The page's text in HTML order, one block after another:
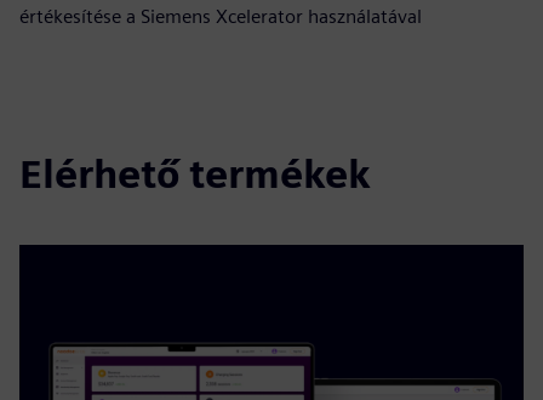
értékesítése a Siemens Xcelerator használatával
Elérhető termékek